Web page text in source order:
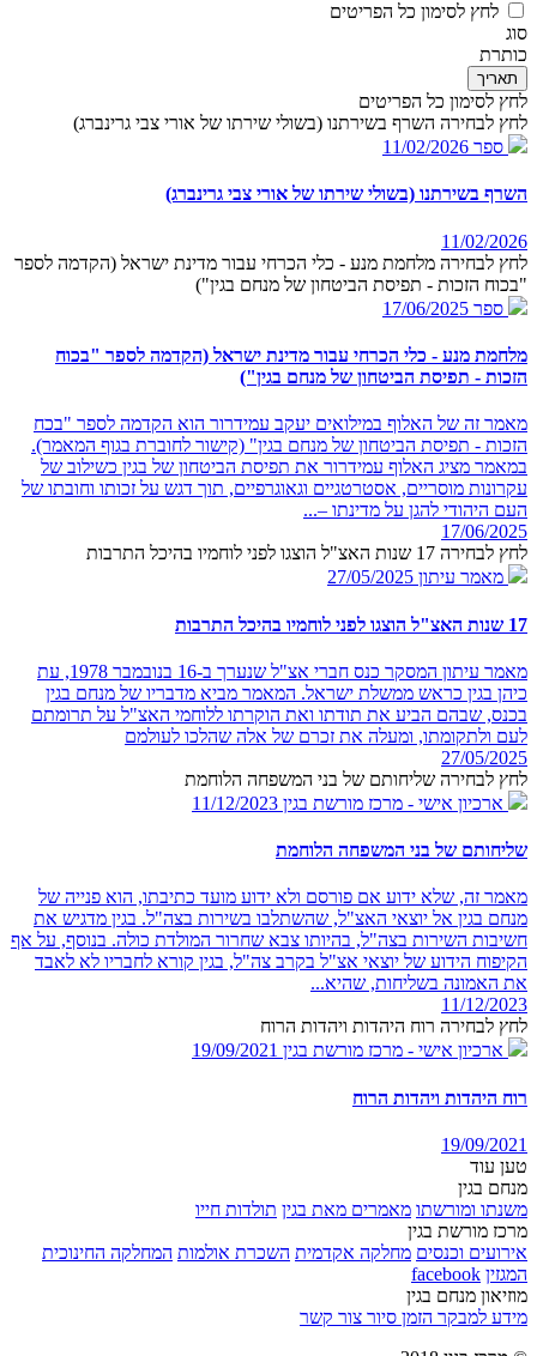
לחץ לסימון כל הפריטים
סוג
כותרת
תאריך
לחץ לסימון כל הפריטים
לחץ לבחירה השרף בשירתנו (בשולי שירתו של אורי צבי גרינברג)
ספר 11/02/2026
השרף בשירתנו (בשולי שירתו של אורי צבי גרינברג)
11/02/2026
לחץ לבחירה מלחמת מנע - כלי הכרחי עבור מדינת ישראל (הקדמה לספר
"בכוח הזכות - תפיסת הביטחון של מנחם בגין")
ספר 17/06/2025
מלחמת מנע - כלי הכרחי עבור מדינת ישראל (הקדמה לספר "בכוח
הזכות - תפיסת הביטחון של מנחם בגין")
מאמר זה של האלוף במילואים יעקב עמידרור הוא הקדמה לספר "בכח
הזכות - תפיסת הביטחון של מנחם בגין" (קישור לחוברת בגוף המאמר).
במאמר מציג האלוף עמידרור את תפיסת הביטחון של בגין כשילוב של
עקרונות מוסריים, אסטרטגיים וגאוגרפיים, תוך דגש על זכותו וחובתו של
העם היהודי להגן על מדינתו –...
17/06/2025
לחץ לבחירה 17 שנות האצ"ל הוצגו לפני לוחמיו בהיכל התרבות
מאמר עיתון 27/05/2025
17 שנות האצ"ל הוצגו לפני לוחמיו בהיכל התרבות
מאמר עיתון המסקר כנס חברי אצ"ל שנערך ב-16 בנובמבר 1978, עת
כיהן בגין כראש ממשלת ישראל. המאמר מביא מדבריו של מנחם בגין
בכנס, שבהם הביע את תודתו ואת הוקרתו ללוחמי האצ"ל על תרומתם
לעם ולתקומתו, ומעלה את זכרם של אלה שהלכו לעולמם
27/05/2025
לחץ לבחירה שליחותם של בני המשפחה הלוחמת
ארכיון אישי - מרכז מורשת בגין 11/12/2023
שליחותם של בני המשפחה הלוחמת
מאמר זה, שלא ידוע אם פורסם ולא ידוע מועד כתיבתו, הוא פנייה של
מנחם בגין אל יוצאי האצ"ל, שהשתלבו בשירות בצה"ל. בגין מדגיש את
חשיבות השירות בצה"ל, בהיותו צבא שחרור המולדת כולה. בנוסף, על אף
הקיפוח הידוע של יוצאי אצ"ל בקרב צה"ל, בגין קורא לחבריו לא לאבד
את האמונה בשליחות, שהיא...
11/12/2023
לחץ לבחירה רוח היהדות ויהדות הרוח
ארכיון אישי - מרכז מורשת בגין 19/09/2021
רוח היהדות ויהדות הרוח
19/09/2021
טען עוד
מנחם בגין
משנתו ומורשתו מאמרים מאת בגין תולדות חייו
מרכז מורשת בגין
אירועים וכנסים מחלקה אקדמית השכרת אולמות המחלקה החינוכית
המגזין facebook
מוזיאון מנחם בגין
מידע למבקר הזמן סיור צור קשר